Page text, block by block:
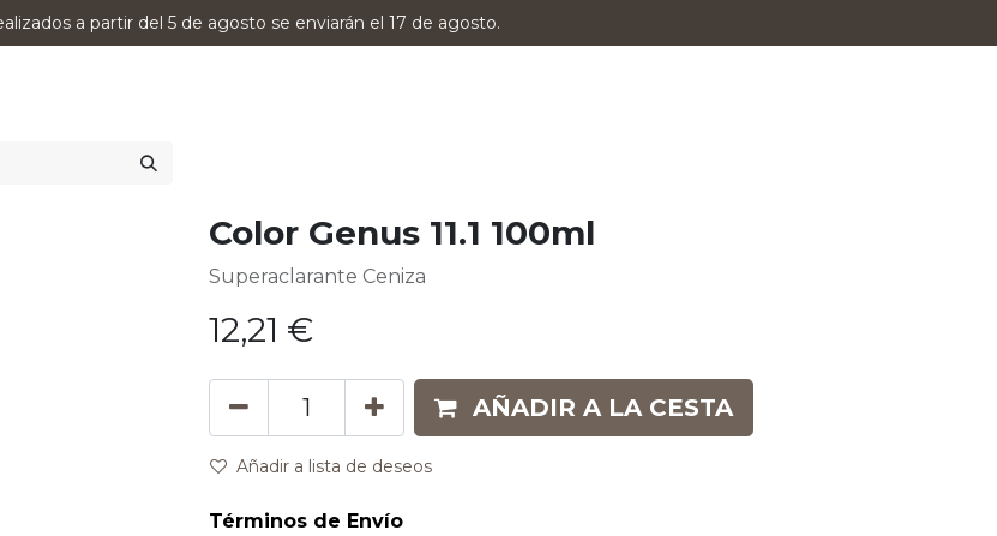
a partir del 5 de agosto se enviarán el 17 de agosto.
Color Genus 11.1 100ml
Superaclarante Ceniza
12,21 €
AÑADIR A LA CESTA
Añadir a lista de deseos
Términos de Envío